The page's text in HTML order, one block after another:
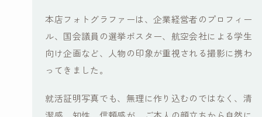
本店フォトグラファーは、企業経営者のプロフィー
ル、国会議員の選挙ポスター、航空会社による学生
向け企画など、人物の印象が重視される撮影に携わ
ってきました。
就活証明写真でも、無理に作り込むのではなく、清